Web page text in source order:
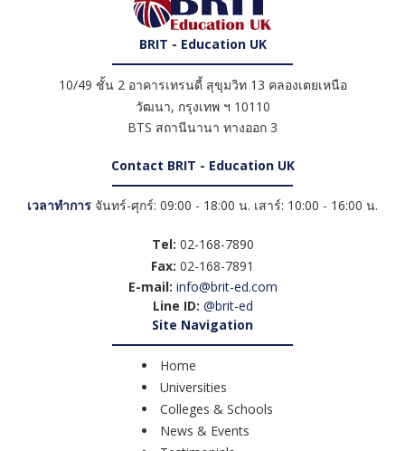
BRIT - Education UK
10/49 ชั้น 2 อาคารเทรนดี้ สุขุมวิท 13 คลองเตยเหนือ
วัฒนา, กรุงเทพ ฯ 10110
BTS สถานีนานา ทางออก 3
Contact BRIT - Education UK
เวลาทำการ จันทร์-ศุกร์: 09:00 - 18:00 น. เสาร์: 10:00 - 16:00 น.
Tel: 02-168-7890
Fax: 02-168-7891
E-mail: info@brit-ed.com
Line ID: @brit-ed
Site Navigation
Home
Universities
Colleges & Schools
News & Events